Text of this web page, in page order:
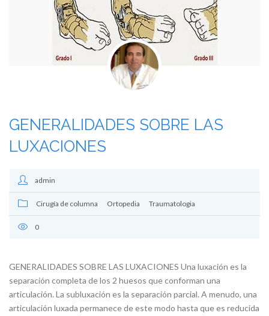
GENERALIDADES SOBRE LAS
LUXACIONES
admin
Cirugía de columna Ortopedia Traumatologia
0
GENERALIDADES SOBRE LAS LUXACIONES Una luxación es la
separación completa de los 2 huesos que conforman una
articulación. La subluxación es la separación parcial. A menudo, una
articulación luxada permanece de este modo hasta que es reducida